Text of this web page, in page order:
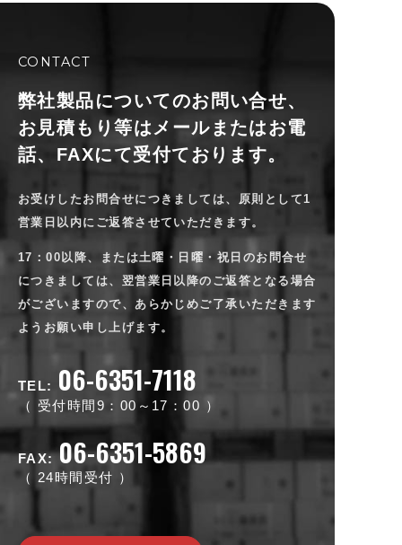
CONTACT
弊社製品についてのお問い合せ、
お見積もり等は メールまたはお電
話、FAXにて受付ております。
お受けしたお問合せにつきましては、原則として1
営業日以内にご返答させていただきます。
17：00以降、または土曜・日曜・祝日のお問合せ
につきましては、翌営業日以降のご返答となる場合
がございますので、あらかじめご了承いただきます
ようお願い申し上げます。
TEL: 06-6351-7118
受付時間9：00～17：00
FAX: 06-6351-5869
24時間受付